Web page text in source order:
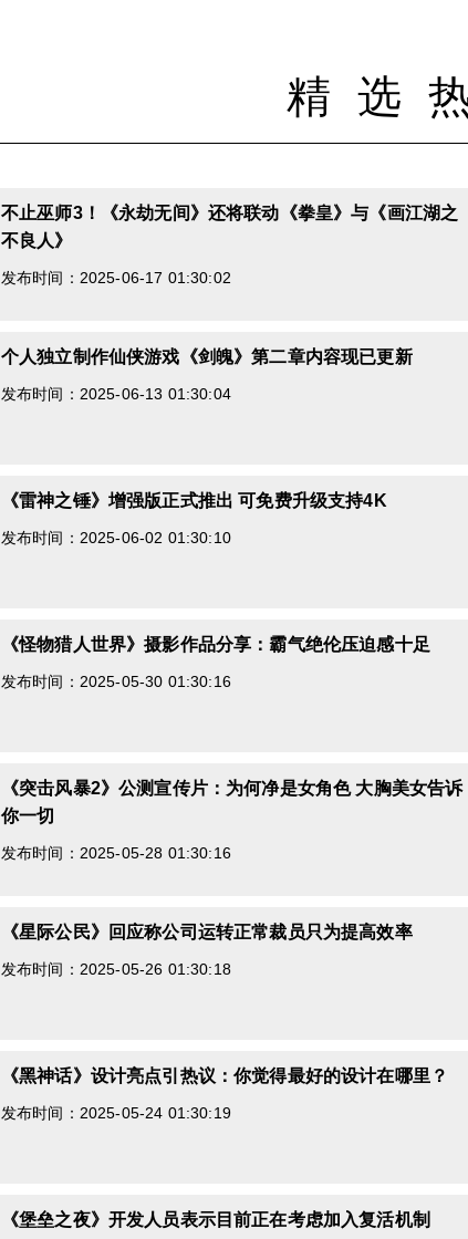
精选
不止巫师3！《永劫无间》还将联动《拳皇》与《画江湖之
不良人》
发布时间：2025-06-17 01:30:02
个人独立制作仙侠游戏《剑魄》第二章内容现已更新
发布时间：2025-06-13 01:30:04
《雷神之锤》增强版正式推出 可免费升级支持4K
发布时间：2025-06-02 01:30:10
《怪物猎人世界》摄影作品分享：霸气绝伦压迫感十足
发布时间：2025-05-30 01:30:16
《突击风暴2》公测宣传片：为何净是女角色 大胸美女告诉
你一切
发布时间：2025-05-28 01:30:16
《星际公民》回应称公司运转正常裁员只为提高效率
发布时间：2025-05-26 01:30:18
《黑神话》设计亮点引热议：你觉得最好的设计在哪里？
发布时间：2025-05-24 01:30:19
《堡垒之夜》开发人员表示目前正在考虑加入复活机制